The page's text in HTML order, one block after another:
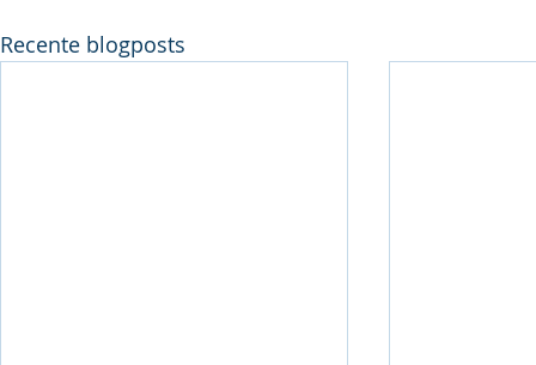
Recente blogposts